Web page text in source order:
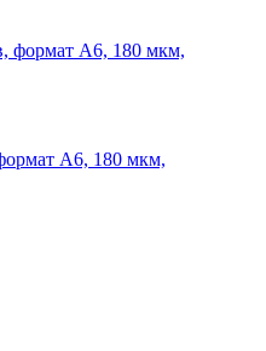
А6, 180 мкм,